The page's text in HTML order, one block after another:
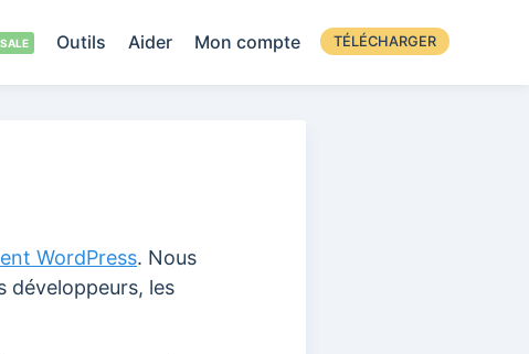
Outils Aider Mon compte TÉLÉCHARGER
WordPress. Nous
développeurs, les